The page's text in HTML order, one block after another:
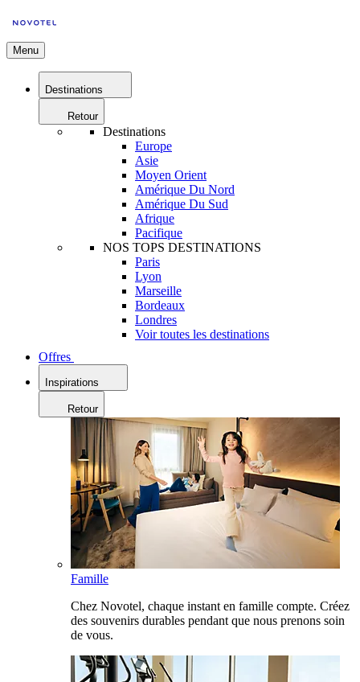
Menu
Destinations
Retour
Destinations
Europe
Asie
Moyen Orient
Amérique Du Nord
Amérique Du Sud
Afrique
Pacifique
NOS TOPS DESTINATIONS
Paris
Lyon
Marseille
Bordeaux
Londres
Voir toutes les destinations
Offres
Inspirations
Retour
Famille
Chez Novotel, chaque instant en famille compte. Créez
des souvenirs durables pendant que nous prenons soin
de vous.